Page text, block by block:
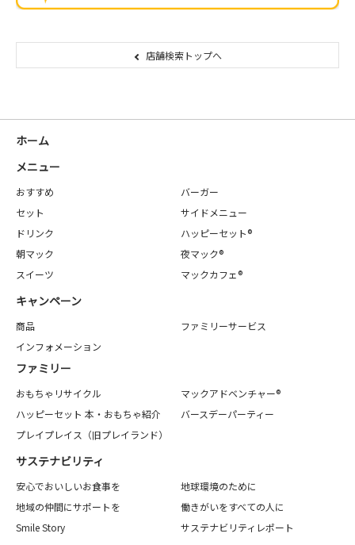
店舗検索トップへ
ホーム
メニュー
おすすめ
バーガー
セット
サイドメニュー
ドリンク
ハッピーセット®
朝マック
夜マック®
スイーツ
マックカフェ®
キャンペーン
商品
ファミリーサービス
インフォメーション
ファミリー
おもちゃリサイクル
マックアドベンチャー®
ハッピーセット 本・おもちゃ紹介
バースデーパーティー
プレイプレイス（旧プレイランド）
サステナビリティ
安心でおいしいお食事を
地球環境のために
地域の仲間にサポートを
働きがいをすべての人に
Smile Story
サステナビリティレポート